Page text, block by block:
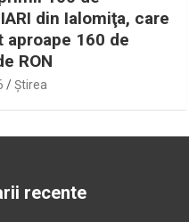
din Ialomiţa, care
aproape 160 de
RON
Ştirea
recente